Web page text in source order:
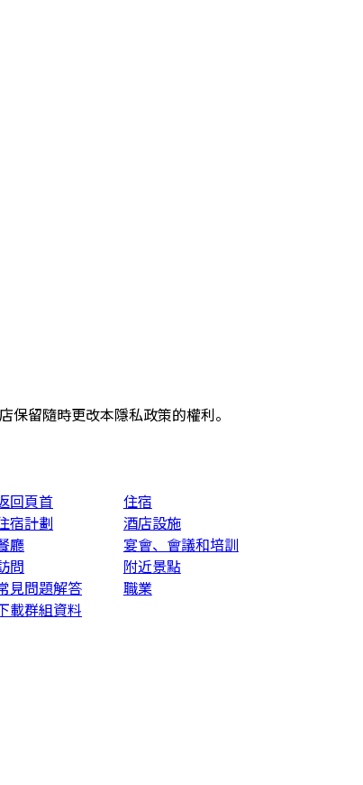
留隨時更改本隱私政策的權利。
回頁首
住宿
宿計劃
酒店設施
廳
宴會、會議和培訓
問
附近景點
見問題解答
職業
載群組資料